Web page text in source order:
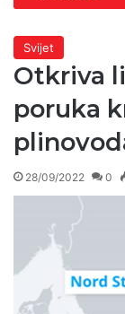
Svijet
Otkriva
poruka
28/09/2022 0